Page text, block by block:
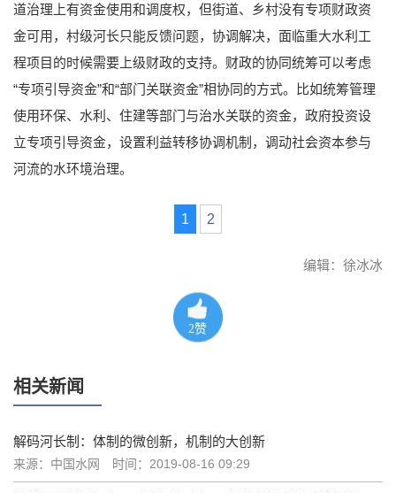
道治理上有资金使用和调度权，但街道、乡村没有专项财政资
金可用，村级河长只能反馈问题，协调解决，面临重大水利工
程项目的时候需要上级财政的支持。财政的协同统筹可以考虑
“专项引导资金”和“部门关联资金”相协同的方式。比如统筹管理
使用环保、水利、住建等部门与治水关联的资金，政府投资设
立专项引导资金，设置利益转移协调机制，调动社会资本参与
河流的水环境治理。
1 2
编辑：徐冰冰
2赞
相关新闻
解码河长制：体制的微创新，机制的大创新
来源：中国水网 时间：2019-08-16 09:29